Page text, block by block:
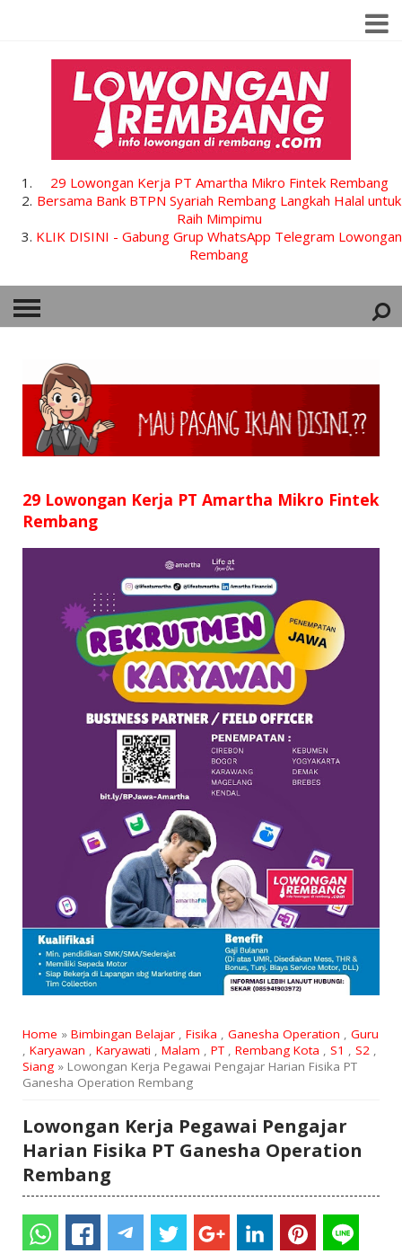
29 Lowongan Kerja PT Amartha Mikro Fintek Rembang
Bersama Bank BTPN Syariah Rembang Langkah Halal untuk
Raih Mimpimu
KLIK DISINI - Gabung Grup WhatsApp Telegram Lowongan
Rembang
HOME
SMP
D3
SURAT LAMARAN
RIWAYAT HIDUP
29 Lowongan Kerja PT Amartha Mikro Fintek
Rembang
Home » Bimbingan Belajar, Fisika , Ganesha Operation , Guru
, Karyawan , Karyawati , Malam , PT, Rembang Kota , S1 , S2,
Siang» Lowongan Kerja Pegawai Pengajar Harian Fisika PT
Ganesha Operation Rembang
Lowongan Kerja Pegawai Pengajar
Harian Fisika PT Ganesha Operation
Rembang